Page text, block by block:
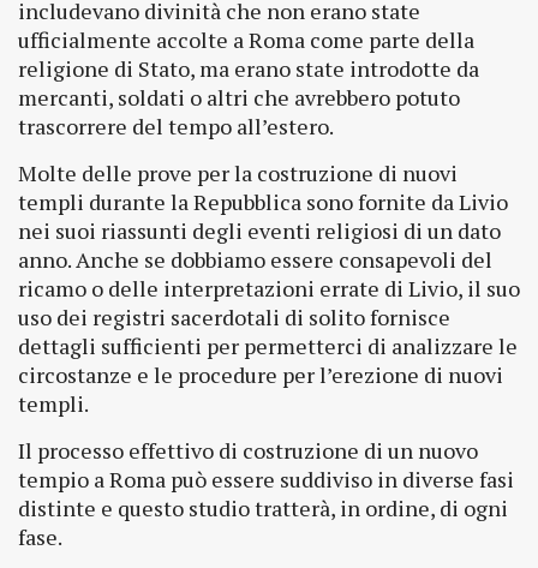
includevano divinità che non erano state
ufficialmente accolte a Roma come parte della
religione di Stato, ma erano state introdotte da
mercanti, soldati o altri che avrebbero potuto
trascorrere del tempo all’estero.
Molte delle prove per la costruzione di nuovi
templi durante la Repubblica sono fornite da Livio
nei suoi riassunti degli eventi religiosi di un dato
anno. Anche se dobbiamo essere consapevoli del
ricamo o delle interpretazioni errate di Livio, il suo
uso dei registri sacerdotali di solito fornisce
dettagli sufficienti per permetterci di analizzare le
circostanze e le procedure per l’erezione di nuovi
templi.
Il processo effettivo di costruzione di un nuovo
tempio a Roma può essere suddiviso in diverse fasi
distinte e questo studio tratterà, in ordine, di ogni
fase.